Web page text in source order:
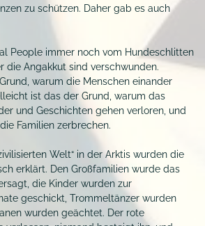
zu schützen. Daher gab es auch
People immer noch vom Hundeschlitten
die Angakkut sind verschwunden.
warum die Menschen einander
ist das der Grund, warum das
und Geschichten gehen verloren, und
Familien zerbrechen.
Welt“ in der Arktis wurden die
erklärt. Den Großfamilien wurde das
die Kinder wurden zur
geschickt, Trommeltänzer wurden
wurden geächtet. Der rote